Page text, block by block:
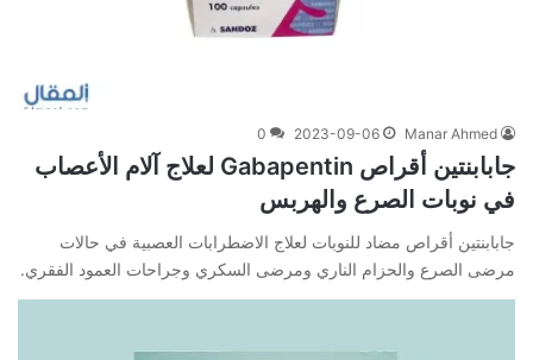
Manar Ahmed
2023-09-06
0
جابابنتين أقراص Gabapentin لعلاج آلام الأعصاب
في نوبات الصرع والهربس
جابابنتين أقراص مضاد للنوبات لعلاج الاضطرابات العصبية في حالات
مرضى الصرع والحزام الناري ومرضى السكري وجراحات العمود الفقري.